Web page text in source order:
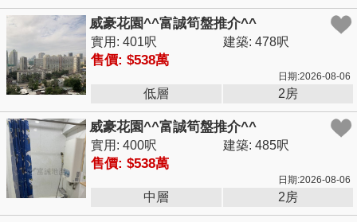
威豪花園^^富誠筍盤推介^^
實用: 401呎 建築: 478呎
售價: $538萬
日期:2026-08-06
低層 2房
威豪花園^^富誠筍盤推介^^
實用: 400呎 建築: 485呎
售價: $538萬
日期:2026-08-06
中層 2房